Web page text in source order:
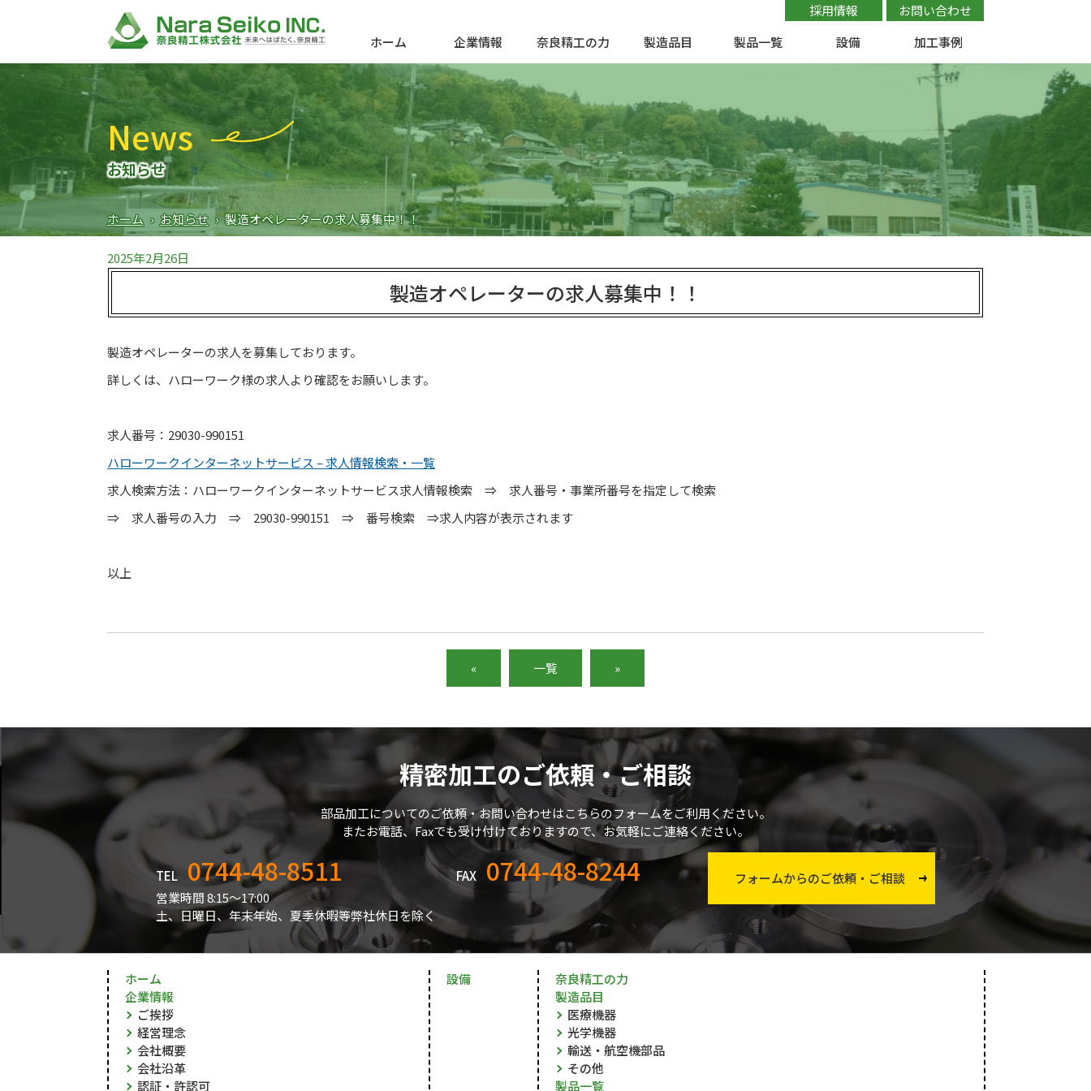
採用情報
お問い合わせ
ホーム
企業情報 奈良精工の力 製造品目 製品一覧 設備 加工事例
News
お知らせ
ホーム › お知らせ › 製造オペレーターの求人募集中！！
2025年2月26日
製造オペレーターの求人募集中！！
製造オペレーターの求人を募集しております。
詳しくは、ハローワーク様の求人より確認をお願いします。
求人番号：29030-990151
ハローワークインターネットサービス – 求人情報検索・一覧
求人検索方法：ハローワークインターネットサービス求人情報検索 ⇒ 求人番号・事業所番号を指定して検索
⇒ 求人番号の入力 ⇒ 29030-990151 ⇒ 番号検索 ⇒求人内容が表示されます
以上
« 一覧 »
精密加工のご依頼・ご相談
部品加工についてのご依頼・お問い合わせはこちらのフォームをご利用ください。
またお電話、Faxでも受け付けておりますので、お気軽にご連絡ください。
TEL 0744-48-8511
営業時間 8:15～17:00
土、日曜日、年末年始、夏季休暇等弊社休日を除く
FAX 0744-48-8244 フォームからのご依頼・ご相談
ホーム
企業情報
ご挨拶
経営理念
会社概要
会社沿革
認証・許認可
設備
奈良精工の力
製造品目
医療機器
光学機器
輸送・航空機部品
その他
製品一覧